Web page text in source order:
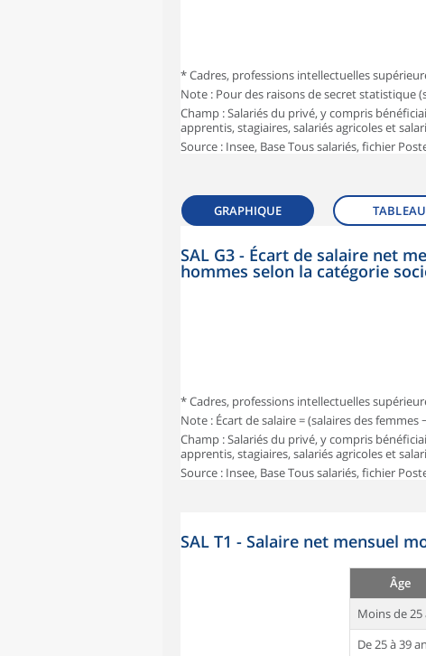
* Cadres, professions intellectuelles
Note : Pour des raisons de secret statistique
Champ : Salariés du privé, y compris
apprentis, stagiaires, salariés agricoles et
Source : Insee, Base Tous salariés, fichier
GRAPHIQUE TABLEAU
SAL G3 - Écart de salaire net
hommes selon la catégorie
* Cadres, professions intellectuelles
Note : Écart de salaire = (salaires des
Champ : Salariés du privé, y compris
apprentis, stagiaires, salariés agricoles et
Source : Insee, Base Tous salariés, fichier
SAL T1 - Salaire net mensuel
Âge
Moins de 25
De 25 à 39